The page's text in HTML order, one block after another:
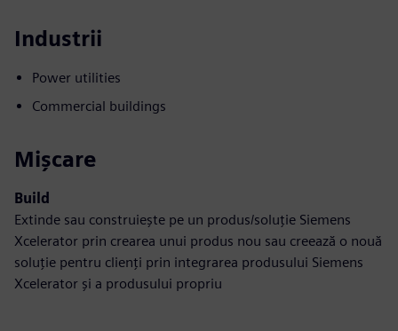
Industrii
Power utilities
Commercial buildings
Mișcare
Build
Extinde sau construiește pe un produs/soluție Siemens
Xcelerator prin crearea unui produs nou sau creează o nouă
soluție pentru clienți prin integrarea produsului Siemens
Xcelerator și a produsului propriu